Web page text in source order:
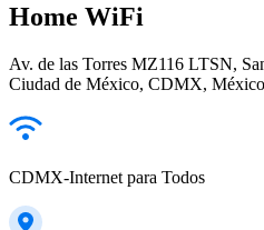
Home WiFi
Av. de las Torres MZ116 LTSN,
Ciudad de México, CDMX, México
CDMX-Internet para Todos